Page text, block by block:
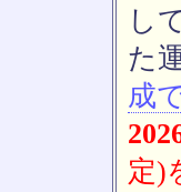
し
た
成
定)